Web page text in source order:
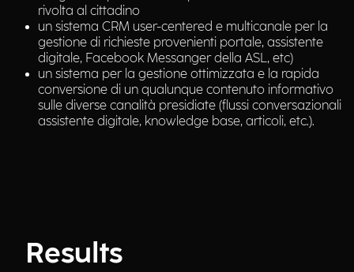
rivolta al cittadino
un sistema CRM user-centered e multicanale per la
gestione di richieste provenienti portale, assistente
digitale, Facebook Messanger della ASL, etc)
un sistema per la gestione ottimizzata e la rapida
conversione di un qualunque contenuto informativo
sulle diverse canalità presidiate (flussi conversazionali
assistente digitale, knowledge base, articoli, etc.).
Results